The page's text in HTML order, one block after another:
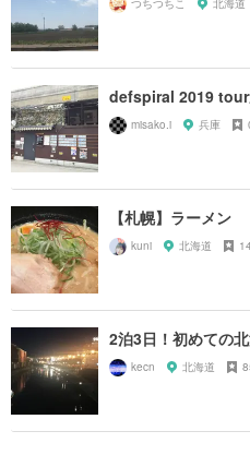
つちつちこ 北海道
defspiral 2019
misako.i 兵庫
【札幌】ラーメン
kuni 北海道 14
2泊3日！初めての
kecn 北海道